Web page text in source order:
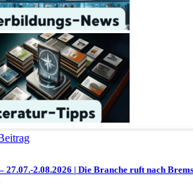
27.07.-2.08.2026 | Die Branche ruft nach